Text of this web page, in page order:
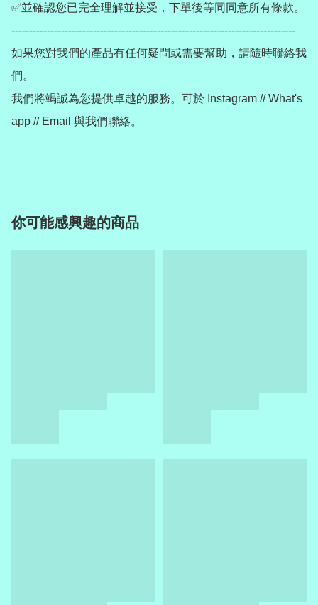
✅並確認您已完全理解並接受，下單後等同同意所有條款。
--------------------------------------------------------------------------------
如果您對我們的產品有任何疑問或需要幫助，請隨時聯絡我
們。
我們將竭誠為您提供卓越的服務。可於 Instagram // What's
app // Email 與我們聯絡。
你可能感興趣的商品